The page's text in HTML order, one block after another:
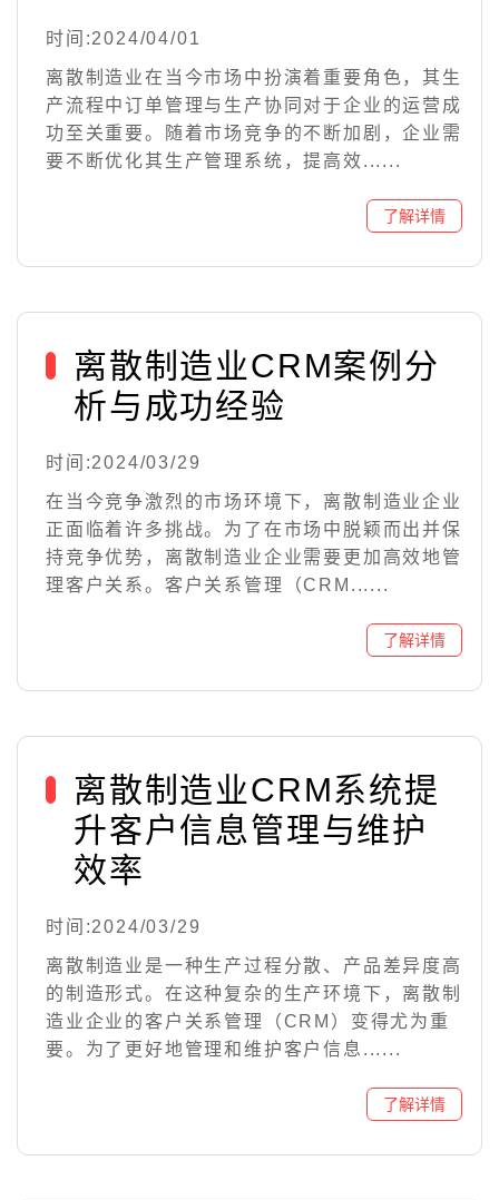
时间:2024/04/01
离散制造业在当今市场中扮演着重要角色，其生
产流程中订单管理与生产协同对于企业的运营成
功至关重要。随着市场竞争的不断加剧，企业需
要不断优化其生产管理系统，提高效......
离散制造业CRM案例分
析与成功经验
时间:2024/03/29
在当今竞争激烈的市场环境下，离散制造业企业
正面临着许多挑战。为了在市场中脱颖而出并保
持竞争优势，离散制造业企业需要更加高效地管
理客户关系。客户关系管理（CRM......
离散制造业CRM系统提
升客户信息管理与维护
效率
时间:2024/03/29
离散制造业是一种生产过程分散、产品差异度高
的制造形式。在这种复杂的生产环境下，离散制
造业企业的客户关系管理（CRM）变得尤为重
要。为了更好地管理和维护客户信息......